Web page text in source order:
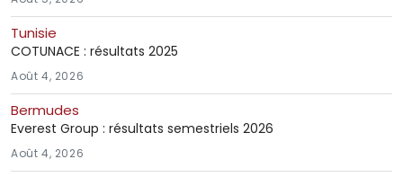
Tunisie
COTUNACE : résultats 2025
Août 4, 2026
Bermudes
Everest Group : résultats semestriels 2026
Août 4, 2026